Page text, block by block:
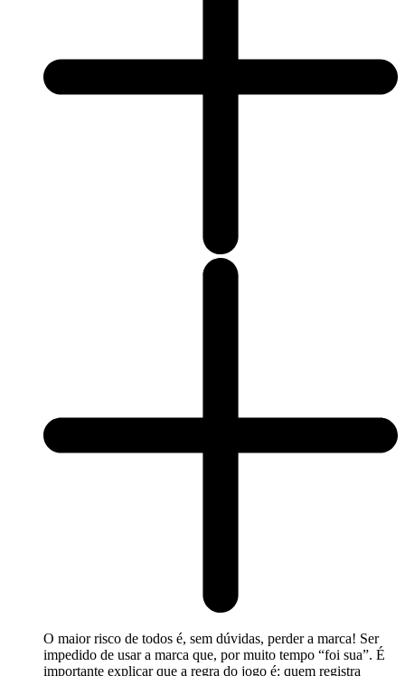
O maior risco de todos é, sem dúvidas, perder a marca! Ser
impedido de usar a marca que, por muito tempo “foi sua”. É
importante explicar que a regra do jogo é: quem registra